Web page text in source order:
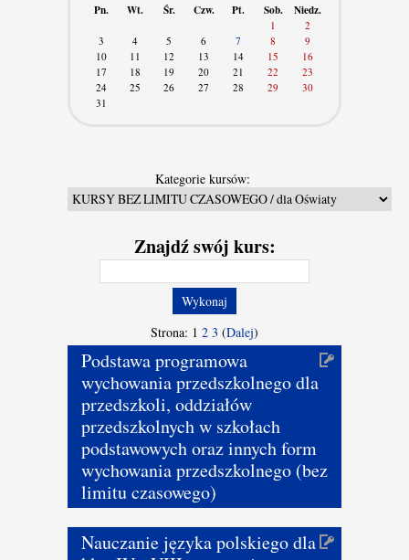
Pn. Wt. Śr. Czw. Pt. Sob. Niedz.
1
2
3
4 5 6 7 8
9
10
11 12 13 14 15
16
17
18 19 20 21 22
23
24
25 26 27 28 29
30
31
Kategorie kursów:
Strona: 1 2 3 (Dalej)
Podstawa programowa
wychowania przedszkolnego dla
przedszkoli, oddziałów
przedszkolnych w szkołach
podstawowych oraz innych form
wychowania przedszkolnego (bez
limitu czasowego)
Nauczanie języka polskiego dla